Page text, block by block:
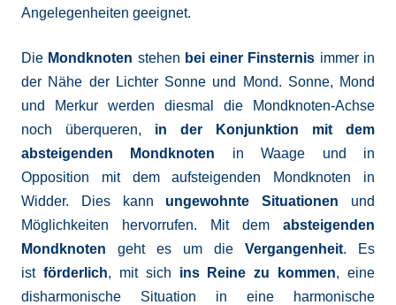
Angelegenheiten geeignet.
Die Mondknoten stehen bei einer Finsternis immer in
der Nähe der Lichter Sonne und Mond. Sonne, Mond
und Merkur werden diesmal die Mondknoten-Achse
noch überqueren, in der Konjunktion mit dem
absteigenden Mondknoten in Waage und in
Opposition mit dem aufsteigenden Mondknoten in
Widder. Dies kann ungewohnte Situationen und
Möglichkeiten hervorrufen. Mit dem absteigenden
Mondknoten geht es um die Vergangenheit. Es
ist förderlich, mit sich ins Reine zu kommen, eine
disharmonische Situation in eine harmonische